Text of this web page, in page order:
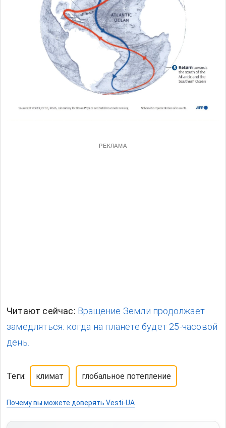
РЕКЛАМА
Читают сейчас: Вращение Земли продолжает
замедляться: когда на планете будет 25-часовой
день.
Теги: климат глобальное потепление
Почему вы можете доверять Vesti-UA